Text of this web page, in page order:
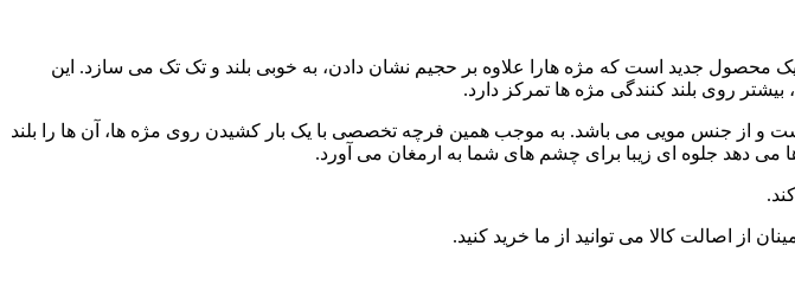
محصول جدید است که مژه هارا علاوه بر حجیم نشان دادن، به خوبی بلند و تک تک می سازد. این
روی بلند کنندگی مژه ها تمرکز دارد.
و از جنس مویی می باشد. به موجب همین فرچه تخصصی با یک بار کشیدن روی مژه ها، آن ها را بلند
دهد جلوه ای زیبا برای چشم های شما به ارمغان می آورد.
از اصالت کالا می توانید از ما خرید کنید.